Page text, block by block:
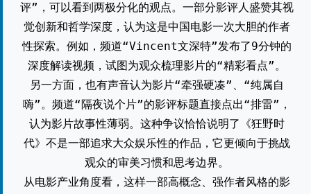
评”，可以看到两极分化的观点。一部分影评人盛赞其视
觉创新和哲学深度，认为这是中国电影一次大胆的作者
性探索。例如，频道“Vincent文深特”发布了9分钟的
深度解读视频，试图为观众梳理影片的“精彩看点”。
另一方面，也有声音认为影片“牵强硬凑”、“纯属自
嗨”。频道“隔夜说个片”的影评标题直接点出“排雷”，
认为影片故事性薄弱。这种争议恰恰说明了《狂野时
代》不是一部追求大众娱乐性的作品，它更倾向于挑战
观众的审美习惯和思考边界。
从电影产业角度看，这样一部高概念、强作者风格的影